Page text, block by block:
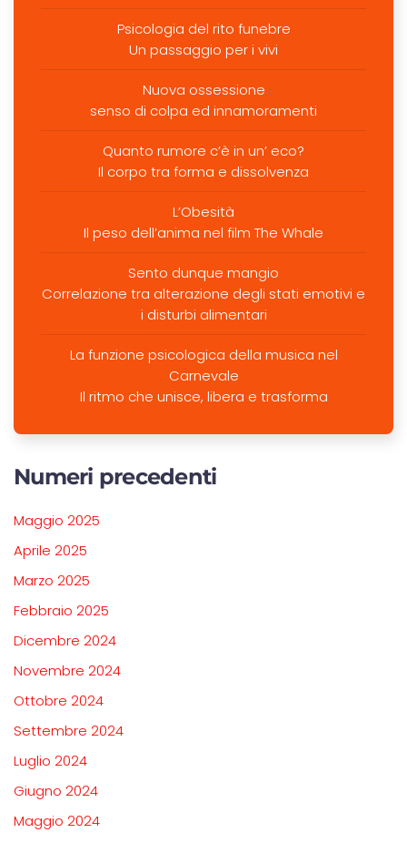
Psicologia del rito funebre
Un passaggio per i vivi
Nuova ossessione
senso di colpa ed innamoramenti
Quanto rumore c’è in un’ eco?
Il corpo tra forma e dissolvenza
L’Obesità
Il peso dell’anima nel film The Whale
Sento dunque mangio
Correlazione tra alterazione degli stati emotivi e
i disturbi alimentari
La funzione psicologica della musica nel
Carnevale
Il ritmo che unisce, libera e trasforma
Numeri precedenti
Maggio 2025
Aprile 2025
Marzo 2025
Febbraio 2025
Dicembre 2024
Novembre 2024
Ottobre 2024
Settembre 2024
Luglio 2024
Giugno 2024
Maggio 2024